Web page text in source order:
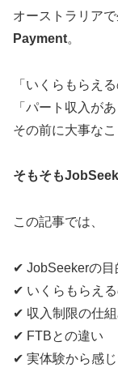
オーストラリア
Payment。
「いくらもらえる
「パート収入が
その前に大事なこ
そもそも
この記事では、
✔ JobSeekerの目
✔ いくらもらえ
✔ 収入制限の仕
✔ FTBとの違い
✔ 実体験から感